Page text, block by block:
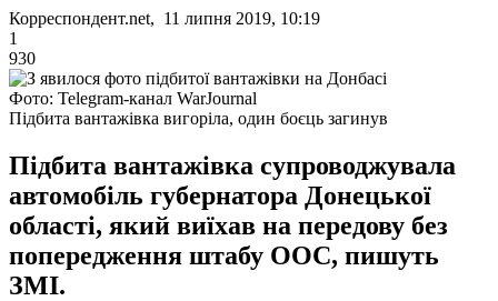
Корреспондент.net, 11 липня 2019, 10:19
1
930
Фото: Telegram-канал WarJournal
Підбита вантажівка вигоріла, один боєць загинув
Підбита вантажівка супроводжувала
автомобіль губернатора Донецької
області, який виїхав на передову без
попередження штабу ООС, пишуть
ЗМІ.